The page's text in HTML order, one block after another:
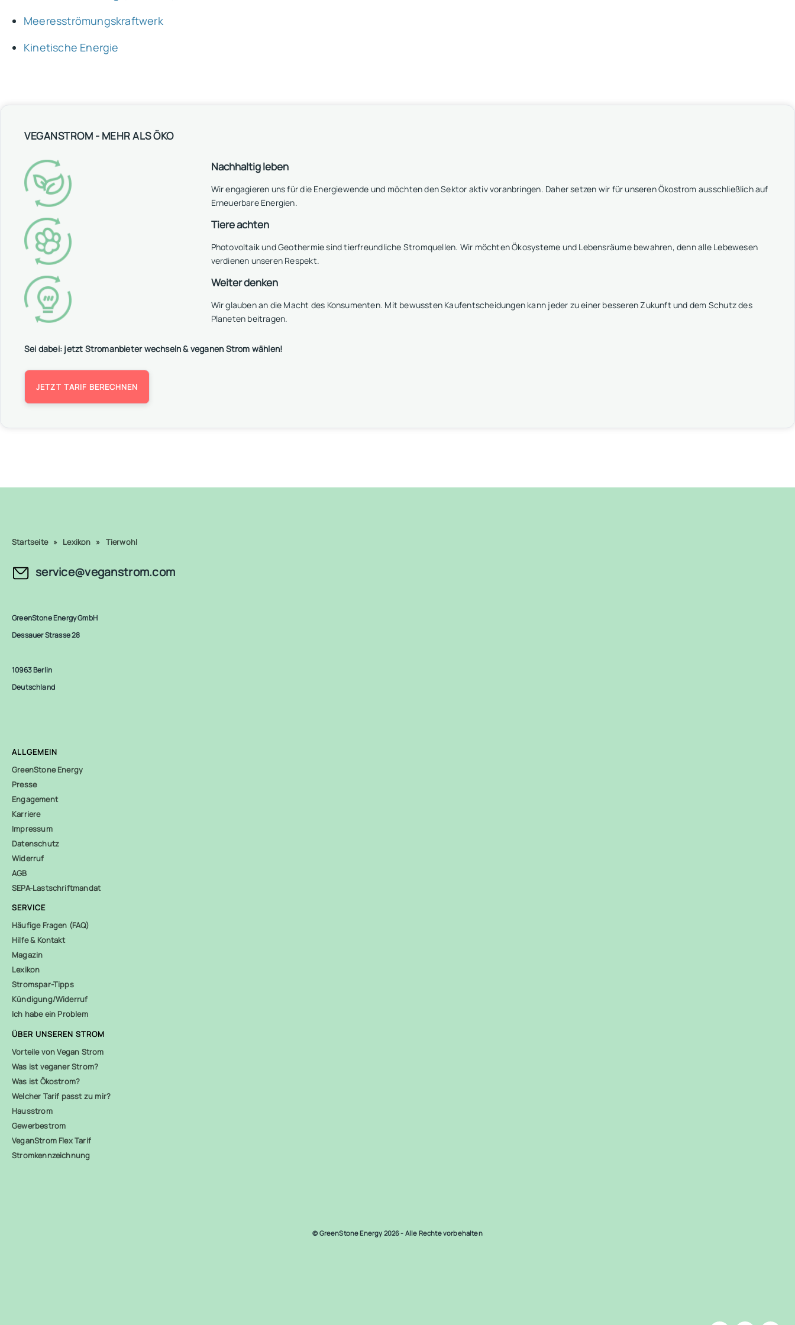
Meeresströmungskraftwerk
Kinetische Energie
VEGANSTROM - MEHR ALS ÖKO
Nachhaltig leben
Wir engagieren uns für die Energiewende und möchten den Sektor aktiv voranbringen. Daher setzen wir für unseren Ökostrom ausschließlich auf
Erneuerbare Energien.
Tiere achten
Photovoltaik und Geothermie sind tierfreundliche Stromquellen. Wir möchten Ökosysteme und Lebensräume bewahren, denn alle Lebewesen
verdienen unseren Respekt.
Weiter denken
Wir glauben an die Macht des Konsumenten. Mit bewussten Kaufentscheidungen kann jeder zu einer besseren Zukunft und dem Schutz des
Planeten beitragen.
Sei dabei: jetzt Stromanbieter wechseln & veganen Strom wählen!
JETZT TARIF BERECHNEN
Startseite » Lexikon » Tierwohl
service@veganstrom.com
GreenStone Energy GmbH
Dessauer Strasse 28
10963 Berlin
Deutschland
ALLGEMEIN
GreenStone Energy
Presse
Engagement
Karriere
Impressum
Datenschutz
Widerruf
AGB
SEPA-Lastschriftmandat
SERVICE
Häufige Fragen (FAQ)
Hilfe & Kontakt
Magazin
Lexikon
Stromspar-Tipps
Kündigung/Widerruf
Ich habe ein Problem
ÜBER UNSEREN STROM
Vorteile von Vegan Strom
Was ist veganer Strom?
Was ist Ökostrom?
Welcher Tarif passt zu mir?
Hausstrom
Gewerbestrom
VeganStrom Flex Tarif
Stromkennzeichnung
© GreenStone Energy 2026 - Alle Rechte vorbehalten